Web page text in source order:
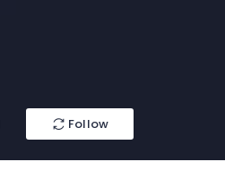
Follow